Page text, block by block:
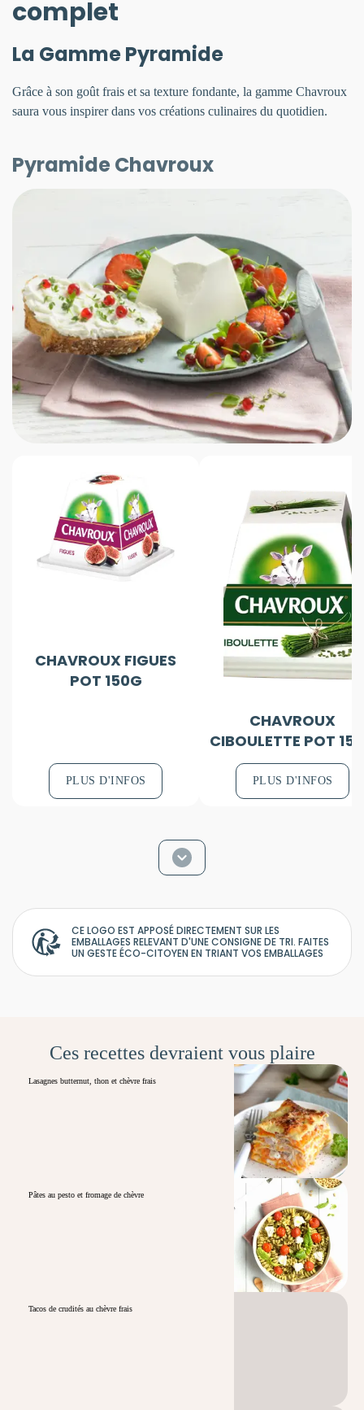
complet
La Gamme Pyramide
Grâce à son goût frais et sa texture fondante, la gamme Chavroux
saura vous inspirer dans vos créations culinaires du quotidien.
Pyramide Chavroux
CHAVROUX FIGUES
POT 150G
PLUS D'INFOS
CHAVROUX
CIBOULETTE POT
PLUS D'INFOS
CE LOGO EST APPOSÉ DIRECTEMENT SUR LES
EMBALLAGES RELEVANT D'UNE CONSIGNE DE TRI. FAITES
UN GESTE ÉCO-CITOYEN EN TRIANT VOS EMBALLAGES
Ces recettes devraient vous plaire
Lasagnes butternut, thon et chèvre frais
Pâtes au pesto et fromage de chèvre
Tacos de crudités au chèvre frais